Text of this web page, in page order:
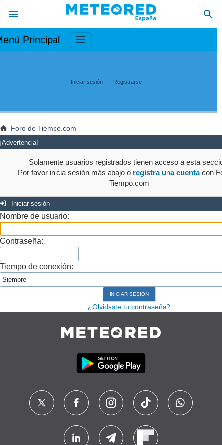
Principal
Iniciar sesión Registrarse
Foro de Tiempo.com
¡Advertencia!
Solamente usuarios registrados tienen acceso a esta
Por favor inicia sesión más abajo o registra una cuentacon
Tiempo.com
Iniciar sesión
Nombre de usuario:
Contraseña:
Tiempo de conexión:
¿Olvidaste tu contraseña?